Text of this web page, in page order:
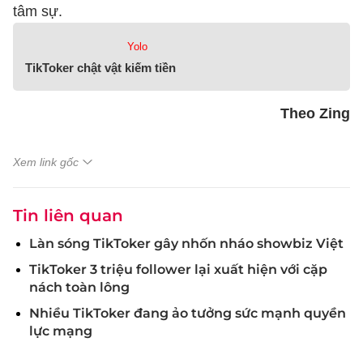
tâm sự.
Yolo
TikToker chật vật kiếm tiền
Theo Zing
Xem link gốc
Tin liên quan
Làn sóng TikToker gây nhốn nháo showbiz Việt
TikToker 3 triệu follower lại xuất hiện với cặp
nách toàn lông
Nhiều TikToker đang ảo tưởng sức mạnh quyền
lực mạng